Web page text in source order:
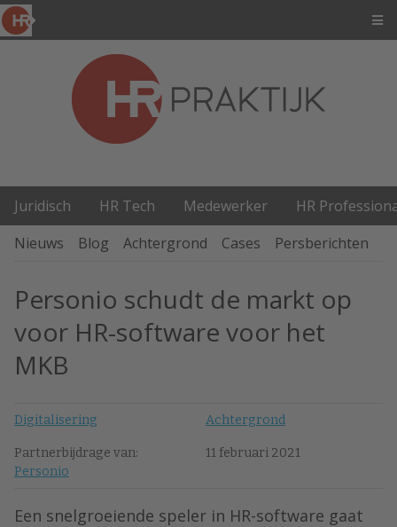
Juridisch HR Tech Medewerker
HR
Nieuws
Blog Achtergrond Cases Persberichten
Personio schudt de markt op
voor HR-software voor het
MKB
Digitalisering Achtergrond
Partnerbijdrage van:
Personio
11 februari 2021
Een snelgroeiende speler in HR-software gaat